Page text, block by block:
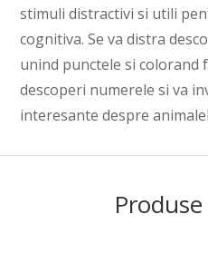
stimuli distractivi si utili
cognitiva. Se va distra
unind punctele si colorand
descoperi numerele si va
interesante despre